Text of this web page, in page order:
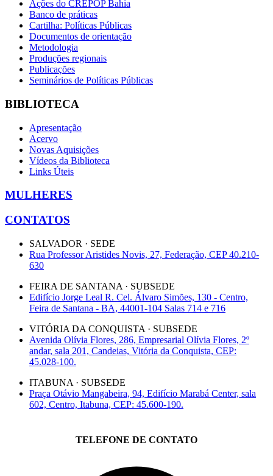
Ações do CREPOP Bahia
Banco de práticas
Cartilha: Políticas Públicas
Documentos de orientação
Metodologia
Produções regionais
Publicações
Seminários de Políticas Públicas
BIBLIOTECA
Apresentação
Acervo
Novas Aquisições
Vídeos da Biblioteca
Links Úteis
MULHERES
CONTATOS
SALVADOR · SEDE
Rua Professor Aristides Novis, 27, Federação, CEP 40.210-
630
FEIRA DE SANTANA · SUBSEDE
Edifício Jorge Leal R. Cel. Álvaro Simões, 130 - Centro,
Feira de Santana - BA, 44001-104 Salas 714 e 716
VITÓRIA DA CONQUISTA · SUBSEDE
Avenida Olívia Flores, 286, Empresarial Olívia Flores, 2º
andar, sala 201, Candeias, Vitória da Conquista, CEP:
45.028-100.
ITABUNA · SUBSEDE
Praça Otávio Mangabeira, 94, Edifício Marabá Center, sala
602, Centro, Itabuna, CEP: 45.600-190.
TELEFONE DE CONTATO